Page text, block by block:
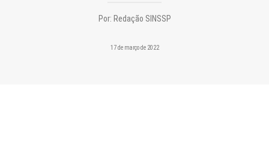
Por: Redação SINSSP
17 de março de 2022